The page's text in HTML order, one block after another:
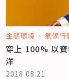
生態環境 氣候行
穿上 100% 以
洋
2018.08.21